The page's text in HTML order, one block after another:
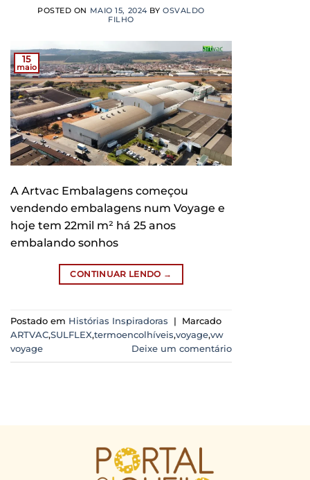
POSTED ON MAIO 15, 2024 BYOSVALDO
FILHO
15
maio
A Artvac Embalagens começou
vendendo embalagens num Voyage e
hoje tem 22mil m² há 25 anos
embalando sonhos
CONTINUAR LENDO →
Postado em Histórias Inspiradoras |
Marcado
ARTVAC,SULFLEX,termoencolhíveis,voyage,vw
voyage
Deixe um comentário